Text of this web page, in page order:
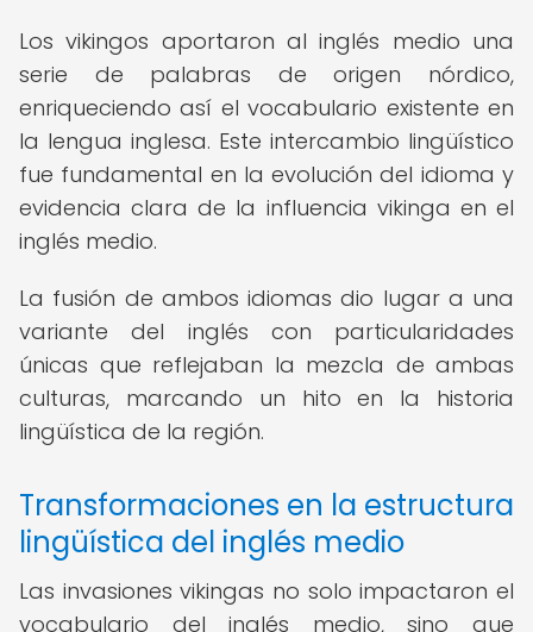
Los vikingos aportaron al inglés medio una
serie de palabras de origen nórdico,
enriqueciendo así el vocabulario existente en
la lengua inglesa. Este intercambio lingüístico
fue fundamental en la evolución del idioma y
evidencia clara de la influencia vikinga en el
inglés medio.
La fusión de ambos idiomas dio lugar a una
variante del inglés con particularidades
únicas que reflejaban la mezcla de ambas
culturas, marcando un hito en la historia
lingüística de la región.
Transformaciones en la estructura
lingüística del inglés medio
Las invasiones vikingas no solo impactaron el
vocabulario del inglés medio, sino que